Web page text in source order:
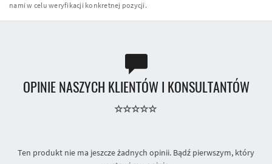
nami w celu weryfikacji konkretnej pozycji.
OPINIE NASZYCH KLIENTÓW I KONSULTANTÓW
Ten produkt nie ma jeszcze żadnych opinii. Bądź pierwszym, który